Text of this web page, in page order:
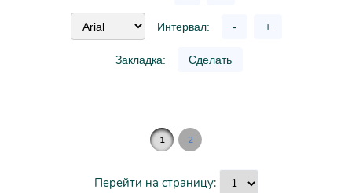
Интервал: - +
Закладка: Сделать
1 2
Перейти на страницу: